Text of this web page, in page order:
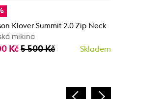
Klover Summit 2.0 Zip Neck
mikina
Kč 5 500 Kč Skladem